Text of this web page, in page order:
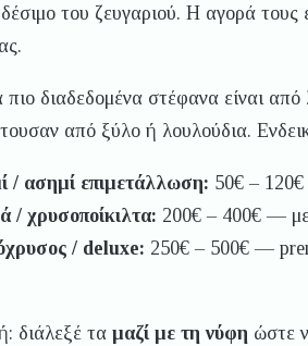
του ζευγαριού. Η αγορά τους
διαδεδομένα στέφανα είναι
από ξύλο ή λουλούδια.
/ ασημί επιμετάλλωση: 50€ –
/ χρυσοποίκιλτα: 200€ – 400€ — με
/ deluxe: 250€ – 500€ —
διάλεξέ τα μαζί με τη νύφη ώστε